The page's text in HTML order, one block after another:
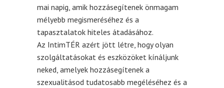
mai napig, amik hozzásegítenek önmagam
mélyebb megismeréséhez és a
tapasztalatok hiteles átadásához.
Az IntimTÉR azért jött létre, hogy olyan
szolgáltatásokat és eszközöket kínáljunk
neked, amelyek hozzásegítenek a
szexualitásod tudatosabb megéléséhez és a